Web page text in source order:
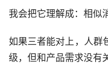
我会把它理解成：相似
如果三者能对上，人群
级，但和产品需求没有